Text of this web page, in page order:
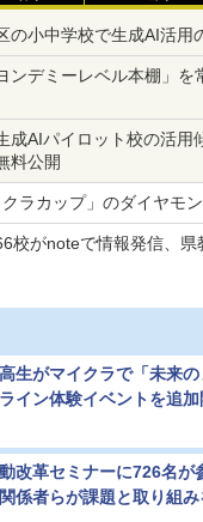
の小中学校で生成AI活用
ンデミーレベル本棚」を
成AIパイロット校の活用
料公開
ラカップ」のダイヤモ
校がnoteで情報発信、県
生がマイクラで「未来の
イン体験イベントを追加
改革セミナーに726名が
係者らが課題と取り組